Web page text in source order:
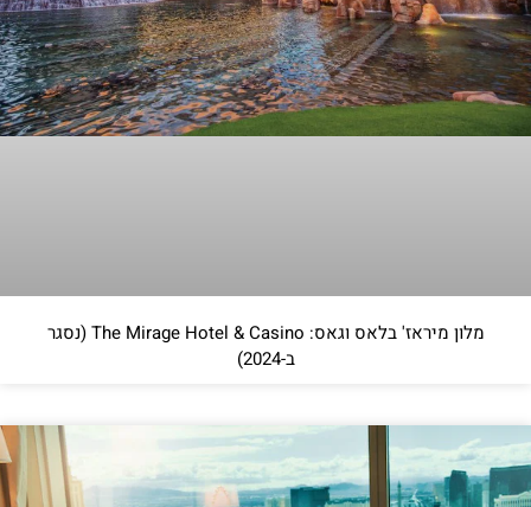
מלון מיראז' בלאס וגאס: The Mirage Hotel & Casino (נסגר
ב-2024)